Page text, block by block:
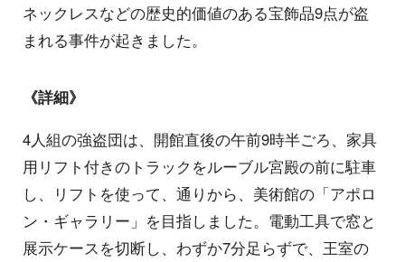
ネックレスなどの歴史的価値のある宝飾品9点が盗
まれる事件が起きました。
《詳細》
4人組の強盗団は、開館直後の午前9時半ごろ、家具
用リフト付きのトラックをルーブル宮殿の前に駐車
し、リフトを使って、通りから、美術館の「アポロ
ン・ギャラリー」を目指しました。電動工具で窓と
展示ケースを切断し、わずか7分足らずで、王室の